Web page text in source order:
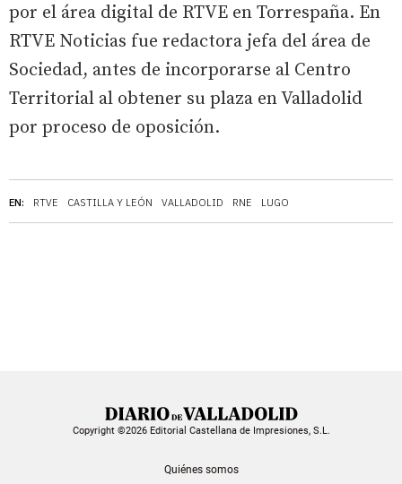
EN: RTVE CASTILLA Y LEÓN VALLADOLID RNE LUGO
por el área digital de RTVE en Torrespaña. En
RTVE Noticias fue redactora jefa del área de
Sociedad, antes de incorporarse al Centro
Territorial al obtener su plaza en Valladolid
por proceso de oposición.
Copyright ©2026 Editorial Castellana de Impresiones, S.L.
Quiénes somos